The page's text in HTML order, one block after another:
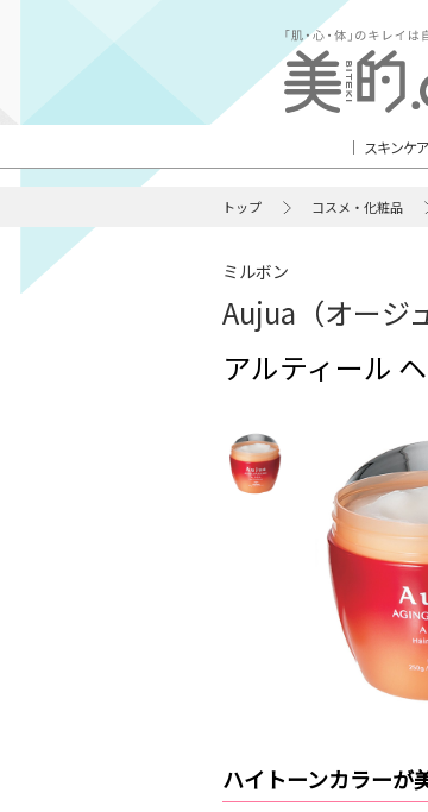
スキンケア
トップ コスメ・化粧品
ミルボン
Aujua（オージ
アルティール
ハイトーンカラーが